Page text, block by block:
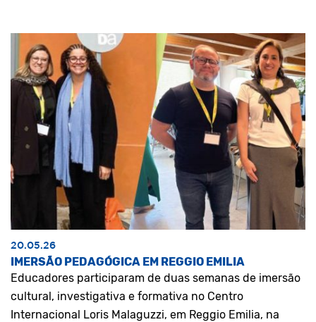
20.05.26
IMERSÃO PEDAGÓGICA EM REGGIO EMILIA
Educadores participaram de duas semanas de imersão
cultural, investigativa e formativa no Centro
Internacional Loris Malaguzzi, em Reggio Emilia, na